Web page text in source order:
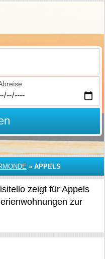
» APPELS
zeigt für Appels
zur